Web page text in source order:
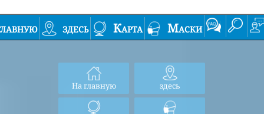
здесь Карта Маски
На главную здесь